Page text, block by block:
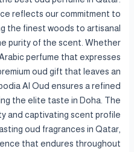
reflects our commitment to
the finest woods to artisanal
purity of the scent. Whether
perfume that expresses
oud gift that leaves an
Al Oud ensures a refined
the elite taste in Doha. The
and captivating scent profile
oud fragrances in Qatar,
that endures throughout